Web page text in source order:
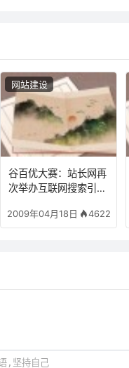
谷百优大赛：站长网再
次举办互联网搜索引擎
优化为题
2009年04月18日 4622
网站建设